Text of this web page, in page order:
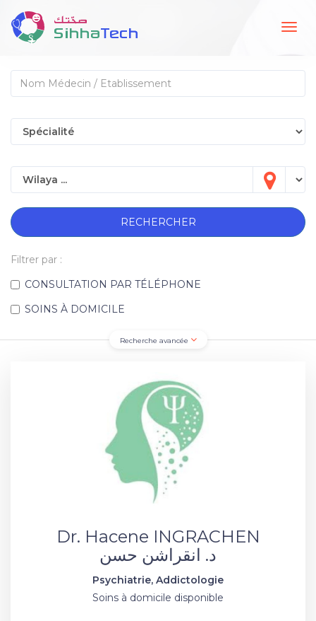
RECHERCHER
Filtrer par :
CONSULTATION PAR TÉLÉPHONE
SOINS À DOMICILE
Recherche avancée
Dr. Hacene INGRACHEN
د. انقراشن حسن
Psychiatrie, Addictologie
Soins à domicile disponible